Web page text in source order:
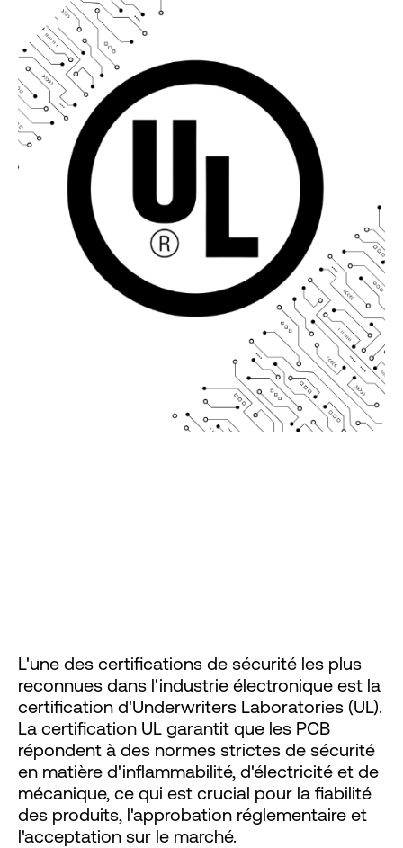
L'une des certifications de sécurité les plus
reconnues dans l'industrie électronique est la
certification d'Underwriters Laboratories (UL).
La certification UL garantit que les PCB
répondent à des normes strictes de sécurité
en matière d'inflammabilité, d'électricité et de
mécanique, ce qui est crucial pour la fiabilité
des produits, l'approbation réglementaire et
l'acceptation sur le marché.